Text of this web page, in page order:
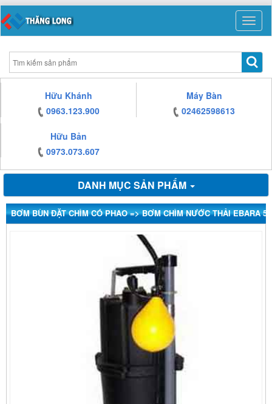
https:/www.high-
endrolex.com/13
https:/www.high-
endrolex.com/13
https:/www.high-
endrolex.com/13
https:/www.high-
endrolex.com/13
Toggle
endrolex.com/13Hữu Khánh
0963.123.900
Máy Bàn
02462598613
Hữu Bản
0973.073.607
DANH MỤC SẢN PHẨM
BƠM BÙN ĐẶT CHÌM CÓ PHAO => BƠM CHÌM NƯỚC THẢI EBARA